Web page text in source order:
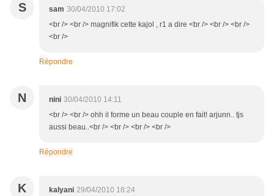
S sam 30/04/2010 17:02
<br /> <br /> magnifik cette kajol , r1 a dire <br /> <br /> <br />
<br />
Répondre
N nini 30/04/2010 14:11
<br /> <br /> ohh il forme un beau couple en fait! arjunn.. tjs
aussi beau..<br /> <br /> <br /> <br />
Répondre
K kalyani 29/04/2010 18:24